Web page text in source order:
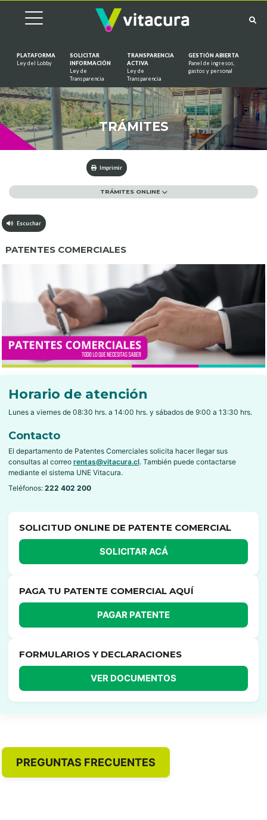
PLATAFORMA
Ley del Lobby
SOLICITAR
INFORMACIÓN
Ley de
Transparencia
TRANSPARENCIA
ACTIVA
Ley de
Transparencia
GESTIÓN ABIERTA
Panel de ingresos,
gastos y personal
TRÁMITES
Imprimir
TRÁMITES ONLINE
Escuchar
PATENTES COMERCIALES
Horario de atención
Lunes a viernes de 08:30 hrs. a 14:00 hrs. y sábados de 9:00 a 13:30 hrs.
Contacto
El departamento de Patentes Comerciales solicita hacer llegar sus
consultas al correo rentas@vitacura.cl. También puede contactarse
mediante el sistema UNE Vitacura.
Teléfonos: 222 402 200
SOLICITUD ONLINE DE PATENTE COMERCIAL
SOLICITAR ACÁ
PAGA TU PATENTE COMERCIAL AQUÍ
PAGAR PATENTE
FORMULARIOS Y DECLARACIONES
VER DOCUMENTOS
PREGUNTAS FRECUENTES